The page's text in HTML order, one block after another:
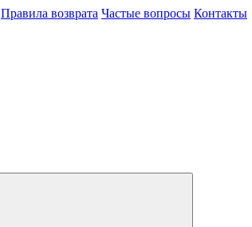
Правила возврата Частые вопросы Контакты